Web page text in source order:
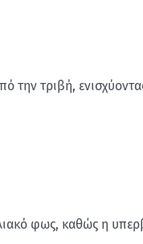
την τριβή,
φως, καθώς η